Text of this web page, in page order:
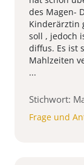
des Magen-
Kinderärztin
soll , jedoch
diffus. Es ist
Mahlzeiten
...
Stichwort:
Frage und